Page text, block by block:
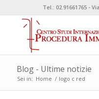
Tel.: 02.91661765 -
Blog - Ultime notizie
Sei in: Home / logo c red